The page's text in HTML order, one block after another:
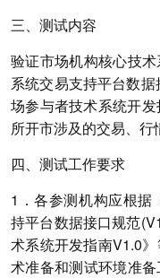
三、测试内容
验证市场机构核心技
系统交易支持平台数
场参与者技术系统开
所开市涉及的交易、行
四、测试工作要求
1．各参测机构应根据
持平台数据接口规范
术系统开发指南V1.0
术准备和测试环境准